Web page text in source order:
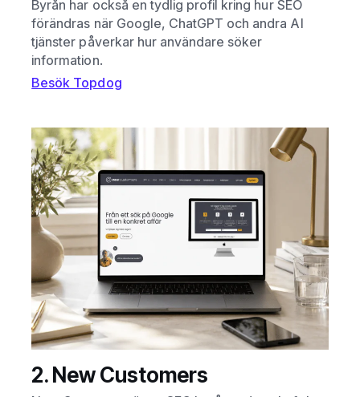
Byrån har också en tydlig profil kring hur SEO
förändras när Google, ChatGPT och andra AI
tjänster påverkar hur användare söker
information.
Besök Topdog
2. New Customers